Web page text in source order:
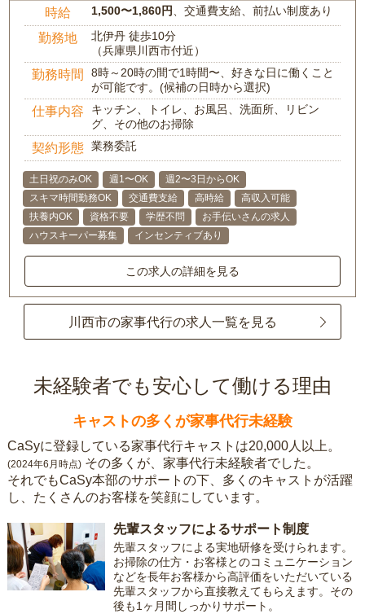
時給 1,500〜1,860円 、交通費支給、前払い制度あり
勤務地
北伊丹 徒歩10分
（兵庫県川西市付近）
勤務時間
8時～20時の間で1時間〜、好きな日に働くこと
が可能です。(候補の日時から選択)
仕事内容
キッチン、トイレ、お風呂、洗面所、リビン
グ、その他のお掃除
契約形態 業務委託
土日祝のみOK 週1〜OK
週2〜3日からOK
スキマ時間勤務OK
交通費支給 高時給
高収入可能
扶養内OK
資格不要 学歴不問
お手伝いさんの求人
ハウスキーパー募集
インセンティブあり
この求人の詳細を見る
川西市の家事代行の求人一覧を見る
未経験者でも安心して働ける理由
キャストの多くが家事代行未経験
CaSyに登録している家事代行キャストは20,000人以上。
(2024年6月時点) その多くが、家事代行未経験者でした。
それでもCaSy本部のサポートの下、多くのキャストが活躍
し、たくさんのお客様を笑顔にしています。
先輩スタッフによるサポート制度
先輩スタッフによる実地研修を受けられます。
お掃除の仕方・お客様とのコミュニケーション
などを長年お客様から高評価をいただいている
先輩スタッフから直接教えてもらえます。その
後も1ヶ月間しっかりサポート。